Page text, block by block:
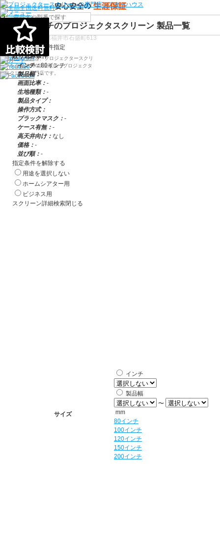
検索 80インチのプロジェクタスクリーン 製品一覧
スクリーン条件指定
絞り込み条件
インチ：80インチ
製品幅：-
画面比率： -
生地種類： -
製品タイプ：
操作方式：
ブラックマスク： -
ケース有無： -
高天井向け： なし
価格： -
並び順： -
指定条件を解除する
用途を選択しない
ホームシアター用
ビジネス用
スクリーン詳細検索閉じる
サイズ
インチ
製品幅
〜
mm
80インチ
100インチ
120インチ
150インチ
200インチ
〒910-0122 福井県福井市石盛町613
シアターハウスは、プロジェクタースクリ
ーンを全部で500以上取扱うプロジェクタ
ースクリーン専門店です。